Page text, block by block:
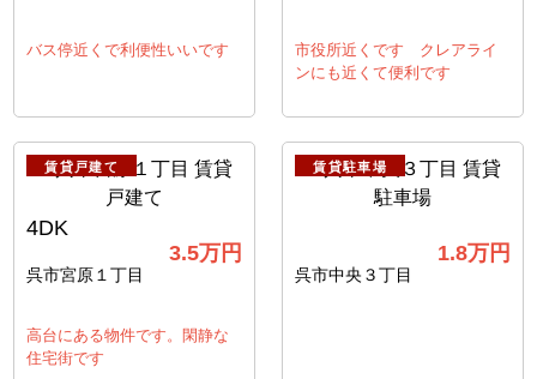
バス停近くで利便性いいです
市役所近くです クレアライ
ンにも近くて便利です
賃貸戸建て
4DK
3.5万円
呉市宮原１丁目
高台にある物件です。閑静な
住宅街です
賃貸駐車場
1.8万円
呉市中央３丁目